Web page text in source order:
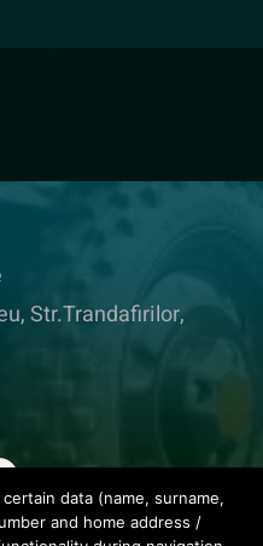
Str.Trandafirilor,
data (name, surname,
and home address /